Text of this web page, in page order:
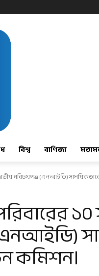
বিশ্ব বাণিজ্য
পরিচয়পত্র (এনআইডি)
কমিশন।